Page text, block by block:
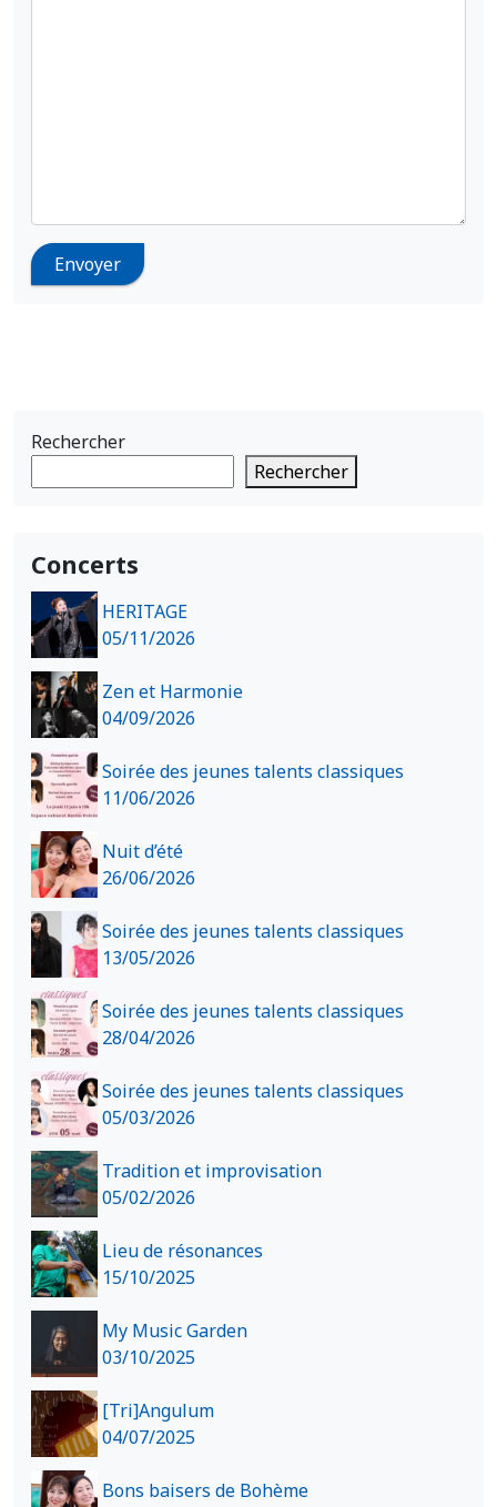
Rechercher
Rechercher
Concerts
HERITAGE
05/11/2026
Zen et Harmonie
04/09/2026
Soirée des jeunes talents classiques
11/06/2026
Nuit d’été
26/06/2026
Soirée des jeunes talents classiques
13/05/2026
Soirée des jeunes talents classiques
28/04/2026
Soirée des jeunes talents classiques
05/03/2026
Tradition et improvisation
05/02/2026
Lieu de résonances
15/10/2025
My Music Garden
03/10/2025
[Tri]Angulum
04/07/2025
Bons baisers de Bohème